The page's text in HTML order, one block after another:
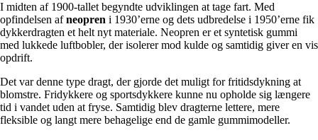
I midten af 1900-tallet begyndte udviklingen at tage fart. Med
opfindelsen afneopren i 1930’erne og dets udbredelse i 1950’erne fik
dykkerdragten et helt nyt materiale. Neopren er et syntetisk gummi
med lukkede luftbobler, der isolerer mod kulde og samtidig giver en vis
opdrift.
Det var denne type dragt, der gjorde det muligt for fritidsdykning at
blomstre. Fridykkere og sportsdykkere kunne nu opholde sig længere
tid i vandet uden at fryse. Samtidig blev dragterne lettere, mere
fleksible og langt mere behagelige end de gamle gummimodeller.